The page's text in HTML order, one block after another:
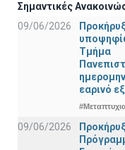
Σημαντικές
09/06/2026
Τμήμα
εαρινό
09/06/2026